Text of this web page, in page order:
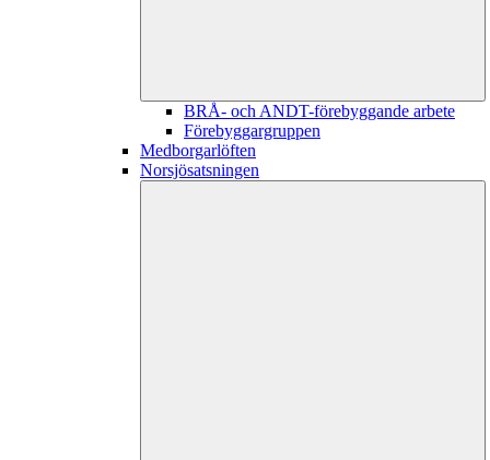
BRÅ- och ANDT-förebyggande arbete
Förebyggargruppen
Medborgarlöften
Norsjösatsningen